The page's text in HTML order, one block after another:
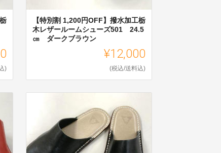
)
【特別割 1,200円OFF】撥水加工栃
木レザールームシューズ501 24.5
㎝ ダークブラウン
¥12,000
(税込/送料込)